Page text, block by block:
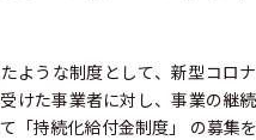
ような制度として、新型コロ
けた事業者に対し、事業の継
「持続化給付金制度」 の募集を